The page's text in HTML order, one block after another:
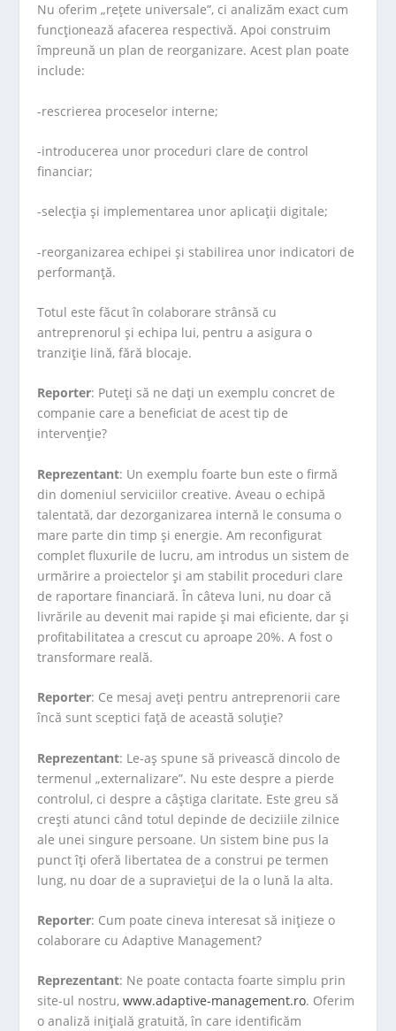
Nu oferim „rețete universale”, ci analizăm exact cum
funcționează afacerea respectivă. Apoi construim
împreună un plan de reorganizare. Acest plan poate
include:
-rescrierea proceselor interne;
-introducerea unor proceduri clare de control
financiar;
-selecția și implementarea unor aplicații digitale;
-reorganizarea echipei și stabilirea unor indicatori de
performanță.
Totul este făcut în colaborare strânsă cu
antreprenorul și echipa lui, pentru a asigura o
tranziție lină, fără blocaje.
Reporter: Puteți să ne dați un exemplu concret de
companie care a beneficiat de acest tip de
intervenție?
Reprezentant: Un exemplu foarte bun este o firmă
din domeniul serviciilor creative. Aveau o echipă
talentată, dar dezorganizarea internă le consuma o
mare parte din timp și energie. Am reconfigurat
complet fluxurile de lucru, am introdus un sistem de
urmărire a proiectelor și am stabilit proceduri clare
de raportare financiară. În câteva luni, nu doar că
livrările au devenit mai rapide și mai eficiente, dar și
profitabilitatea a crescut cu aproape 20%. A fost o
transformare reală.
Reporter: Ce mesaj aveți pentru antreprenorii care
încă sunt sceptici față de această soluție?
Reprezentant: Le-aș spune să privească dincolo de
termenul „externalizare”. Nu este despre a pierde
controlul, ci despre a câștiga claritate. Este greu să
crești atunci când totul depinde de deciziile zilnice
ale unei singure persoane. Un sistem bine pus la
punct îți oferă libertatea de a construi pe termen
lung, nu doar de a supraviețui de la o lună la alta.
Reporter: Cum poate cineva interesat să inițieze o
colaborare cu Adaptive Management?
Reprezentant: Ne poate contacta foarte simplu prin
site-ul nostru, www.adaptive-management.ro. Oferim
o analiză inițială gratuită, în care identificăm